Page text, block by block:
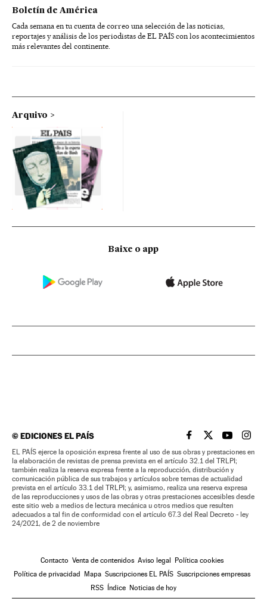
Boletín de América
Cada semana en tu cuenta de correo una selección de las noticias,
reportajes y análisis de los periodistas de EL PAÍS con los acontecimientos
más relevantes del continente.
Arquivo
Baixe o app
©EDICIONES EL PAÍS EL PAÍS BRASIL EN
EL PAÍSEL PAÍS
EL
EL PAÍS ejerce la oposición expresa frente al uso de sus obras y prestaciones en
la elaboración de revistas de prensa prevista en el artículo 32.1 del TRLPI;
también realiza la reserva expresa frente a la reproducción, distribución y
comunicación pública de sus trabajos y artículos sobre temas de actualidad
prevista en el artículo 33.1 del TRLPI; y, asimismo, realiza una reserva expresa
de las reproducciones y usos de las obras y otras prestaciones accesibles desde
este sitio web a medios de lectura mecánica u otros medios que resulten
adecuados a tal fin de conformidad con el artículo 67.3 del Real Decreto - ley
24/2021, de 2 de noviembre
Contacto Venta de contenidos Aviso legal
Política cookies
Política de privacidad
Mapa Suscripciones EL PAÍS Suscripciones empresas
RSS
Índice Noticias de hoy